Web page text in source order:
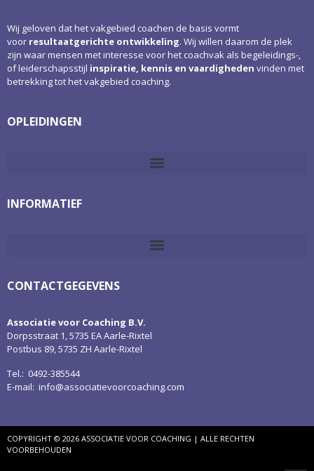
Wij geloven dat het vakgebied coachen de basis vormt
voor resultaatgerichte ontwikkeling. Wij willen daarom de plek
zijn waar mensen met interesse voor het coachvak als begeleidings-,
of leiderschapsstijl inspiratie, kennis en vaardigheden vinden met
betrekking tot het vakgebied coaching.
OPLEIDINGEN
INFORMATIEF
CONTACTGEGEVENS
Associatie voor Coaching B.V.
Dorpsstraat 1, 5735 EA Aarle-Rixtel
Postbus 89, 5735 ZH Aarle-Rixtel
Tel.: 0492-385544
E-mail: info@associatievoorcoaching.com
COPYRIGHT © 2026 ASSOCIATIE VOOR COACHING | ALLE RECHTEN
VOORBEHOUDEN